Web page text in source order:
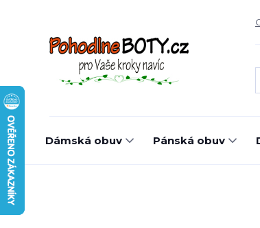
Dámská obuv Pánská obuv